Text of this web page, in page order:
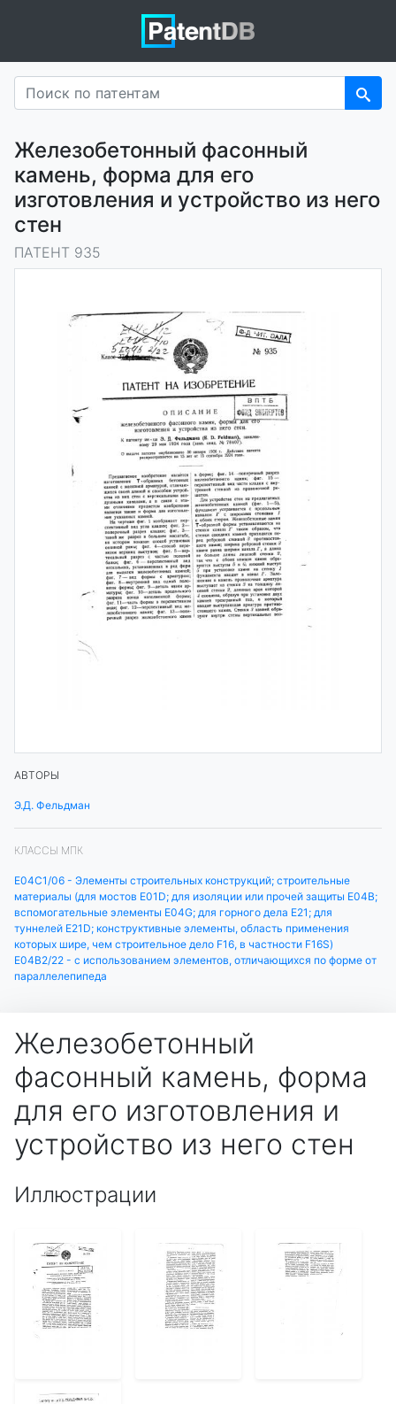
Железобетонный фасонный
камень, форма для его
изготовления и устройство из него
стен
ПАТЕНТ 935
АВТОРЫ
Э.Д. Фельдман
КЛАССЫ МПК
E04C1/06 - Элементы строительных конструкций; строительные
материалы (для мостов E01D; для изоляции или прочей защиты E04B;
вспомогательные элементы E04G; для горного дела E21; для
туннелей E21D; конструктивные элементы, область применения
которых шире, чем строительное дело F16, в частности F16S)
E04B2/22 - с использованием элементов, отличающихся по форме от
параллелепипеда
Железобетонный
фасонный камень, форма
для его изготовления и
устройство из него стен
Иллюстрации